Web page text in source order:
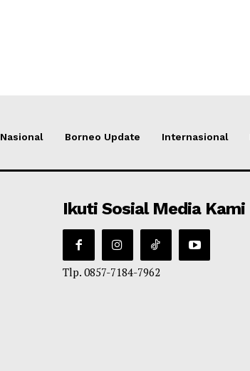
Nasional Borneo Update Internasional
Ikuti Sosial Media Kami
Tlp. 0857-7184-7962